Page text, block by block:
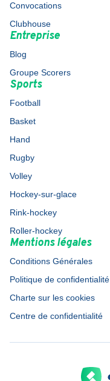
Convocations
Clubhouse
Entreprise
Blog
Groupe Scorers
Sports
Football
Basket
Hand
Rugby
Volley
Hockey-sur-glace
Rink-hockey
Roller-hockey
Mentions légales
Conditions Générales
Politique de confidentialité
Charte sur les cookies
Centre de confidentialité